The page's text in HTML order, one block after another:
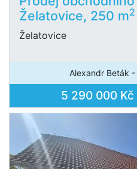
Želatovice, 250 m2
Želatovice
Alexandr Beták -
5 290 000 Kč